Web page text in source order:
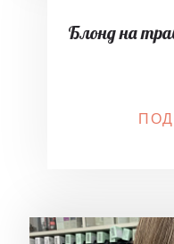
Блонд на